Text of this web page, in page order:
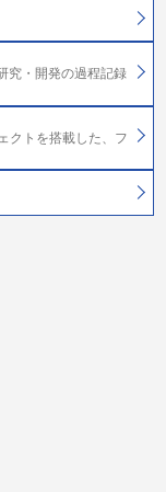
究・開発の過程記録
クトを搭載した、フ